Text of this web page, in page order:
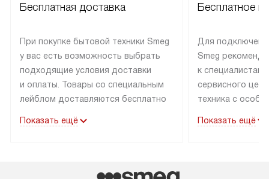
Бесплатная доставка
При покупке бытовой техники Smeg
у вас есть возможность выбрать
подходящие условия доставки
и оплаты. Товары со специальным
лейблом доставляются бесплатно
до подъезда. Доставка за пределы
маркировку «в наличии», может
Показать ещё
Бесплатное
Для
Smeg
к специалистам
сервисного
техника с
коммуникациям.
Показать ещё